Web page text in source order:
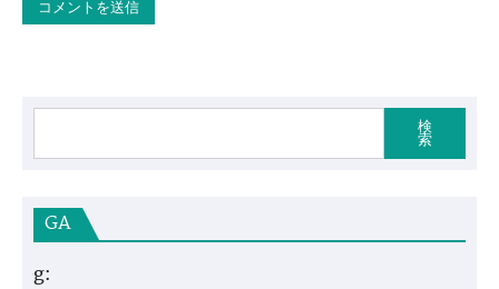
検
索
GA
g: